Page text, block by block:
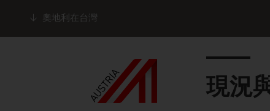
奧地利在台灣
現況